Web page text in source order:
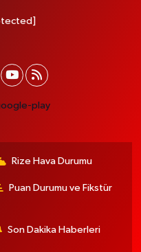
Rize Hava Durumu
Puan Durumu ve Fikstür
Son Dakika Haberleri